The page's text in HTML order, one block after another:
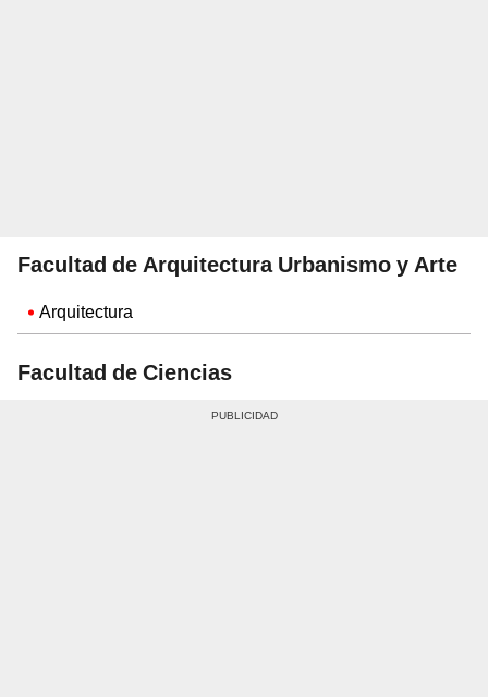
Facultad de Arquitectura Urbanismo y Arte
Arquitectura
Facultad de Ciencias